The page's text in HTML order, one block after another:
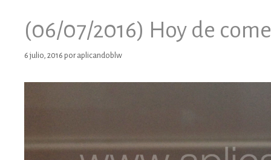
(06/07/2016) Hoy de
6 julio, 2016 poraplicandoblw